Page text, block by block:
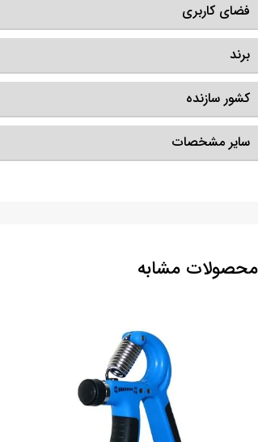
فضای کاربری
برند
کشور سازنده
سایر مشخصات
محصولات مشابه